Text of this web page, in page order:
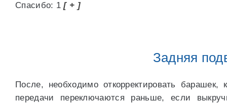
Спасибо: 1[ + ]
Задняя
После, необходимо откорректировать
передачи переключаются раньше, если